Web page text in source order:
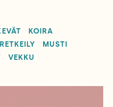
KOIRA
MUSTI
VEKKU